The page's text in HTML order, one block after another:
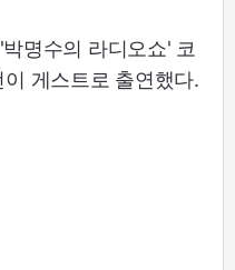
명수의 라디오쇼' 코
게스트로 출연했다.